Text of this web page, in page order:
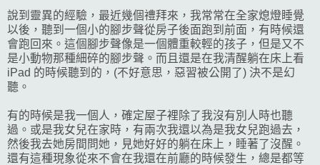
說到靈異的經驗，最近幾個禮拜來，我常常在全家熄燈睡覺
以後，聽到一個小的腳步聲從房子後面跑到前面，有時候還
會跑回來。這個腳步聲像是一個體重較輕的孩子，但是又不
是小動物那種細碎的腳步聲。而且還是在我清醒躺在床上看
iPad 的時候聽到的，(不好意思，惡習被公開了) 決不是幻
聽。
有的時候是我一個人，確定屋子裡除了我沒有別人時也聽
過。或是我女兒在家時，有兩次我還以為是我女兒跑過去，
然後我去她房間問她，見她好好的躺在床上，睡著了沒醒。
還有這種現象從來不會在我還在前廳的時候發生，總是都等